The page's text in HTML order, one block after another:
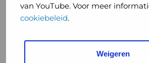
van YouTube. Voor meer
cookiebeleid.
Weigeren
3. Beperk tabaksverkoop
4. Rookvrije generatie